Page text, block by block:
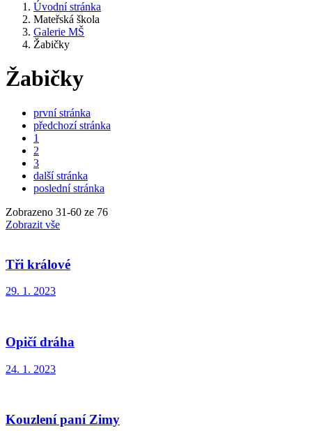
Úvodní stránka
Mateřská škola
Galerie MŠ
Žabičky
Žabičky
první stránka
předchozí stránka
1
2
3
další stránka
poslední stránka
Zobrazeno 31-60 ze 76
Zobrazit vše
Tři králové
29. 1. 2023
Opičí dráha
24. 1. 2023
Kouzlení paní Zimy